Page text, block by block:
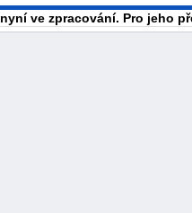
ve zpracování. Pro jeho